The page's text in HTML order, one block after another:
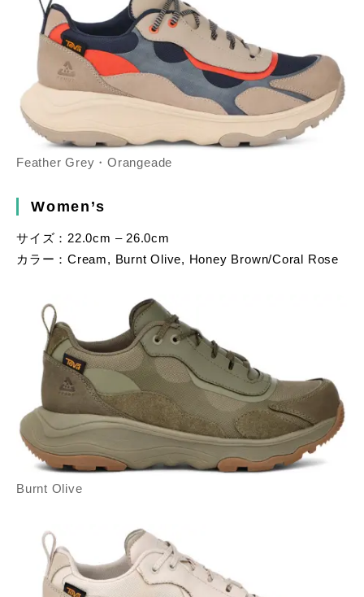
Feather Grey・Orangeade
Women’s
サイズ：22.0cm – 26.0cm
カラー：Cream, Burnt Olive, Honey Brown/Coral Rose
Burnt Olive